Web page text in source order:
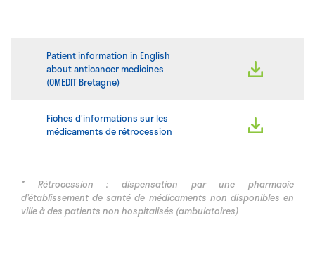
Patient information in English
about anticancer medicines
(OMEDIT Bretagne)
Fiches d’informations sur les
médicaments de rétrocession
* Rétrocession : dispensation par une pharmacie
d’établissement de santé de médicaments non disponibles en
ville à des patients non hospitalisés (ambulatoires)